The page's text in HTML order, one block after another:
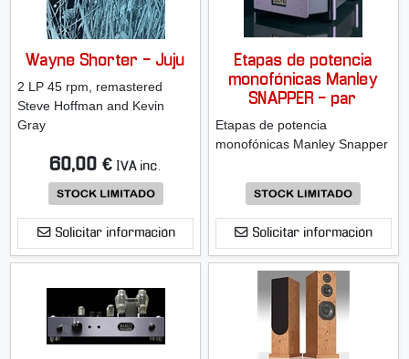
Wayne Shorter - Juju
2 LP 45 rpm, remastered
Steve Hoffman and Kevin
Gray
60,00 € IVA inc.
Solicitar información
Etapas de potencia
monofónicas Manley
SNAPPER - par
Etapas de potencia
monofónicas Manley Snapper
Solicitar información